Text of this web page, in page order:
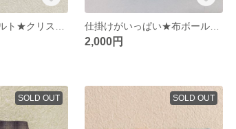
仕掛けがいっぱい★布ボール★ベビーおもちゃ★
2,000円
SOLD OUT SOLD OUT